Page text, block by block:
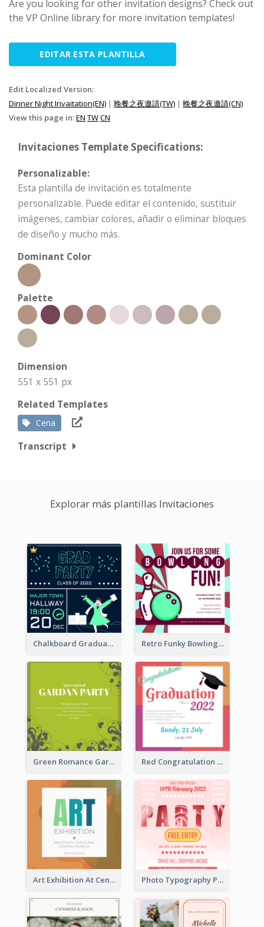
Are you looking for other invitation designs? Check out
the VP Online library for more invitation templates!
EDITAR ESTA PLANTILLA
Edit Localized Version:
Dinner Night Invaitation(EN) | 晚餐之夜邀請(TW) | 晚餐之夜邀請(CN)
View this page in:EN TWCN
Invitaciones Template Specifications:
Personalizable:
Esta plantilla de invitación es totalmente
personalizable. Puede editar el contenido, sustituir
imágenes, cambiar colores, añadir o eliminar bloques
de diseño y mucho más.
Dominant Color
Palette
Dimension
551 x 551 px
Related Templates
Cena
Transcript
Explorar más plantillas Invitaciones
Chalkboard Graduation Party Invitation Retro Funky Bowling Party Invitation Design
Green Romance Garden Party Invitation Red Congratulation Of Graduation 2020 Invitation
Art Exhibition At Central Museum 2020 Invitation Photo Typography Party Invitation Design Templates